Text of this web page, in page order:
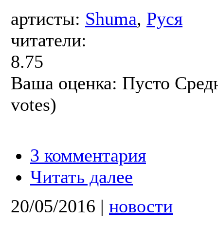
артисты: Shuma, Руся
читатели:
8.75
Ваша оценка: Пусто
votes)
3 комментария
Читать далее
20/05/2016 | новости